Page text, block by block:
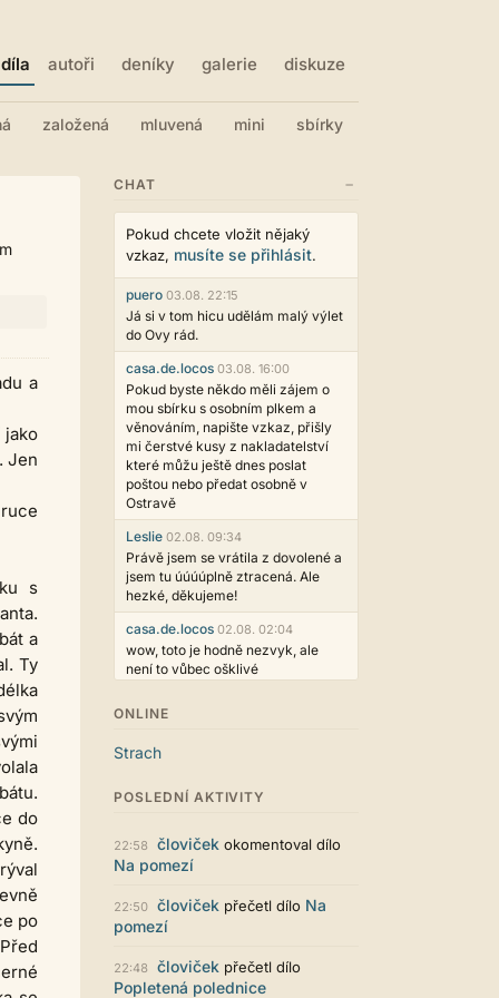
díla autoři deníky galerie diskuze
založená mluvená mini sbírky
a
jako
Jen
s
a
Ty
do
po
CHAT −
Pokud chcete vložit nějaký
vzkaz, musíte se přihlásit.
puero 03.08. 22:15
Já si v tom hicu udělám malý výlet
do Ovy rád.
casa.de.locos 03.08. 16:00
Pokud byste někdo měli zájem o
mou sbírku s osobním plkem a
věnováním, napište vzkaz, přišly
mi čerstvé kusy z nakladatelství
které můžu ještě dnes poslat
poštou nebo předat osobně v
Ostravě
Leslie 02.08. 09:34
Právě jsem se vrátila z dovolené a
jsem tu úúúúplně ztracená. Ale
hezké, děkujeme!
casa.de.locos 02.08. 02:04
wow, toto je hodně nezvyk, ale
není to vůbec ošklivé
Už i počet přečtení jde vidět,
reklama co zasahovala do chatu je
myslím také už v pořádku,
Líbí se mi tmavá varianta nového
vzhledu. Na některých místech
jsou sice mezi prvky příliš velké
určitě to půjde upravit místním
stylem... Celkově je styl dobře
puero 29.07. 11:53
ONLINE
Strach
POSLEDNÍ AKTIVITY
22:58 človiček okomentoval dílo
Na pomezí
22:50 človiček přečetl dílo Na
pomezí
22:48 človiček přečetl dílo
Popletená polednice